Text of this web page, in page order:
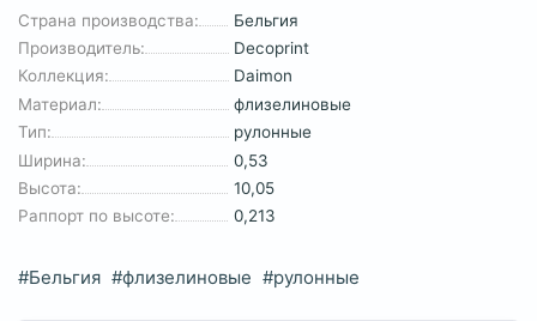
Страна производства:
Бельгия
Производитель:
Decoprint
Коллекция:
Daimon
Материал:
флизелиновые
Тип:
рулонные
Ширина:
0,53
Высота:
10,05
Раппорт по высоте:
0,213
#Бельгия #флизелиновые #рулонные